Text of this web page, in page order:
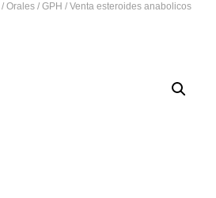
/ Orales / GPH / Venta esteroides anabolicos